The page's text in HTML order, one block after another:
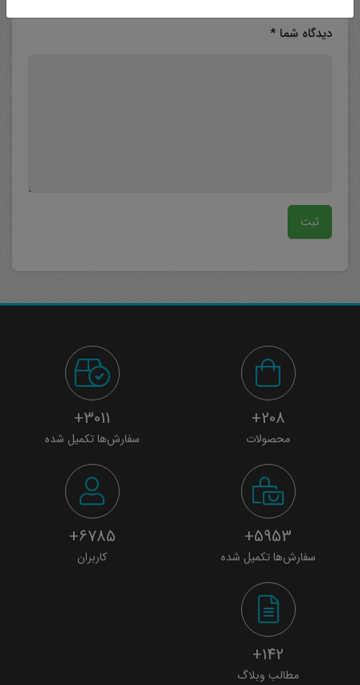
دیدگاه شما *
208+
محصولات
3011+
سفارش‌ها تکمیل شده
5953+
سفارش‌ها تکمیل شده
6785+
کاربران
142+
مطالب وبلاگ